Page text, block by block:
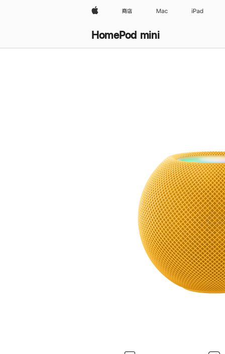
Apple 商店 Mac iPad
HomePod mini